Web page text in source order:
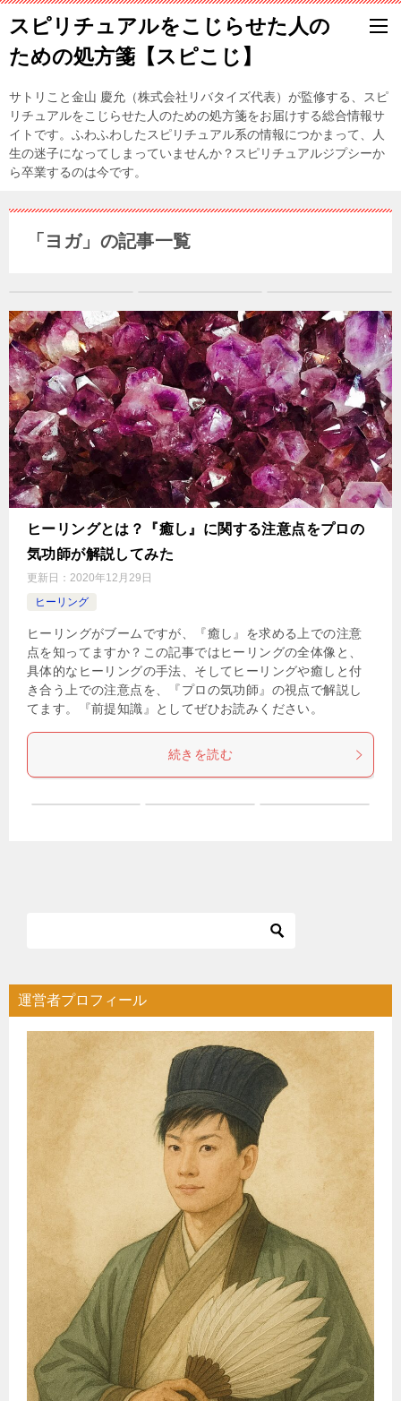
スピリチュアルをこじらせた人の
ための処方箋【スピこじ】
サトリこと金山 慶允（株式会社リバタイズ代表）が監修する、スピ
リチュアルをこじらせた人のための処方箋をお届けする総合情報サ
イトです。ふわふわしたスピリチュアル系の情報につかまって、人
生の迷子になってしまっていませんか？スピリチュアルジプシーか
ら卒業するのは今です。
「ヨガ」の記事一覧
ヒーリングとは？『癒し』に関する注意点をプロの
気功師が解説してみた
更新日： 2020年12月29日
ヒーリング
ヒーリングがブームですが、『癒し』を求める上での注意
点を知ってますか？この記事ではヒーリングの全体像と、
具体的なヒーリングの手法、そしてヒーリングや癒しと付
き合う上での注意点を、『プロの気功師』の視点で解説し
てます。『前提知識』としてぜひお読みください。
続きを読む
運営者プロフィール